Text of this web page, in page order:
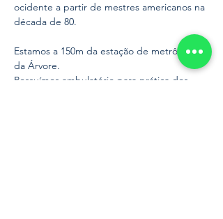
ocidente a partir de mestres americanos na
década de 80.
Estamos a 150m da estação de metrô Praça
da Árvore.
Possuímos ambulatório para prática dos